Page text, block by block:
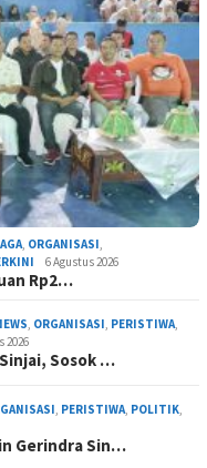
, ORGANISASI,
6 Agustus 2026
Rp2…
, ORGANISASI, PERISTIWA,
2026
Sosok …
, PERISTIWA, POLITIK,
Gerindra Sin…